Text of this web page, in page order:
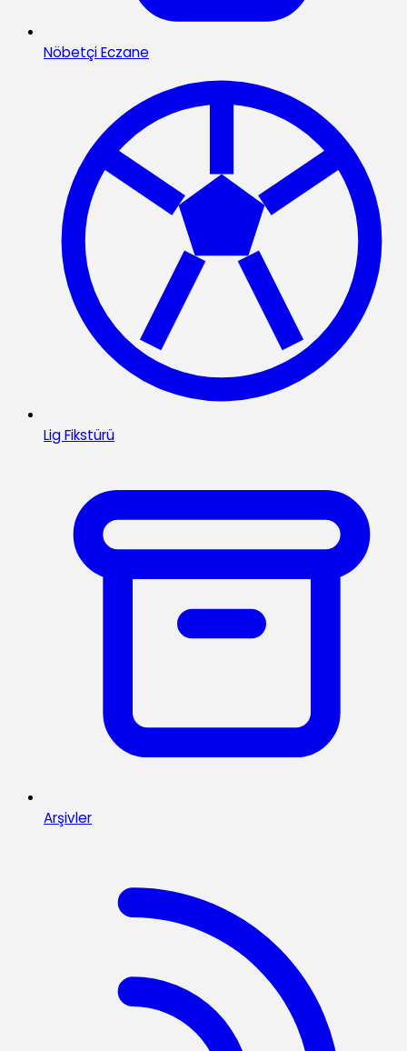
Nöbetçi Eczane
Lig Fikstürü
Arşivler